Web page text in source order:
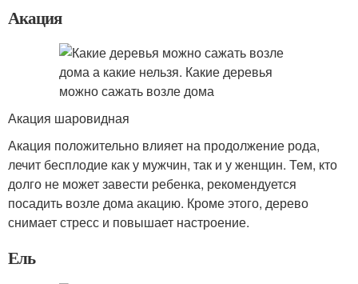
Акация
Акация шаровидная
Акация положительно влияет на продолжение рода,
лечит бесплодие как у мужчин, так и у женщин. Тем, кто
долго не может завести ребенка, рекомендуется
посадить возле дома акацию. Кроме этого, дерево
снимает стресс и повышает настроение.
Ель